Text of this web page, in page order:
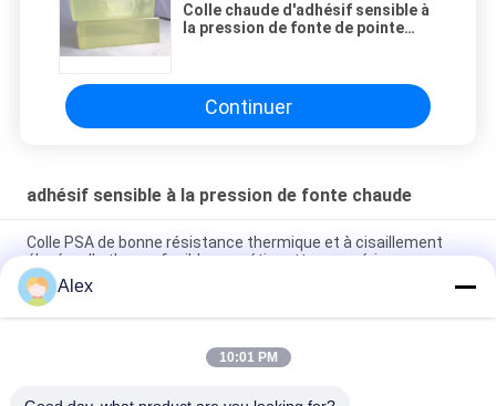
Colle chaude d'adhésif sensible à
la pression de fonte de pointe
Continuer
adhésif sensible à la pression de fonte chaude
Colle PSA de bonne résistance thermique et à cisaillement
élevé, colle thermofusible pour étiquettes numériques
Bonne colle PSA thermorésistante et à haute résistance au
cisaillement, colle thermofusible
Stratification non-tissée de feuille supérieure avec le film de
Alex
10:01 PM